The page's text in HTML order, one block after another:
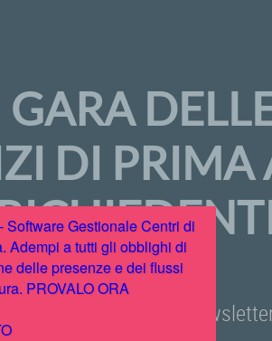
DI
iscriviti alla nostra
Software Gestionale Centri di
Adempi a tutti gli obblighi di
delle presenze e dei flussi
PROVALO ORA